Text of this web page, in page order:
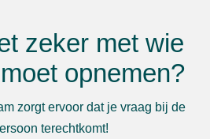
zeker met wie
opnemen?
zorgt ervoor dat je vraag bij de
terechtkomt!